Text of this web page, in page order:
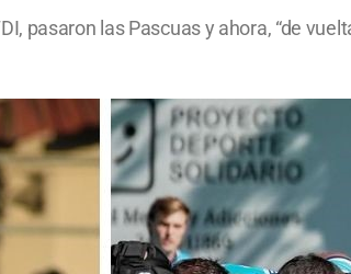
pasaron las Pascuas y ahora, “de